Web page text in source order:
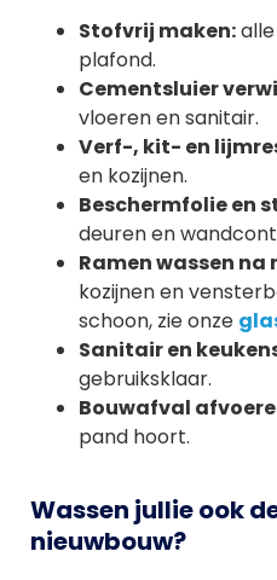
Stofvrij maken:
plafond.
Cementsluier
vloeren en sanitair.
Verf-, kit- en
en kozijnen.
Beschermfolie en
deuren en
Ramen wassen na
kozijnen en
schoon, zie onze
Sanitair en
gebruiksklaar.
Bouwafval
pand hoort.
Wassen jullie ook
nieuwbouw?